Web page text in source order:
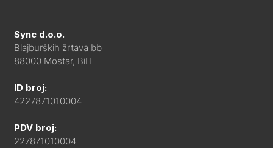
Sync d.o.o.
Blajburških žrtava bb
88000 Mostar, BiH
ID broj:
4227871010004
PDV broj:
227871010004